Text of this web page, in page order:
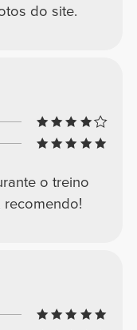
do site.
o treino
recomendo!